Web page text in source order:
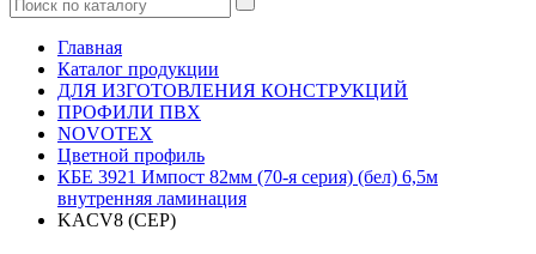
Главная
Каталог продукции
ДЛЯ ИЗГОТОВЛЕНИЯ КОНСТРУКЦИЙ
ПРОФИЛИ ПВХ
NOVOTEX
Цветной профиль
КБЕ 3921 Импост 82мм (70-я серия) (бел) 6,5м
внутренняя ламинация
KACV8 (СЕР)